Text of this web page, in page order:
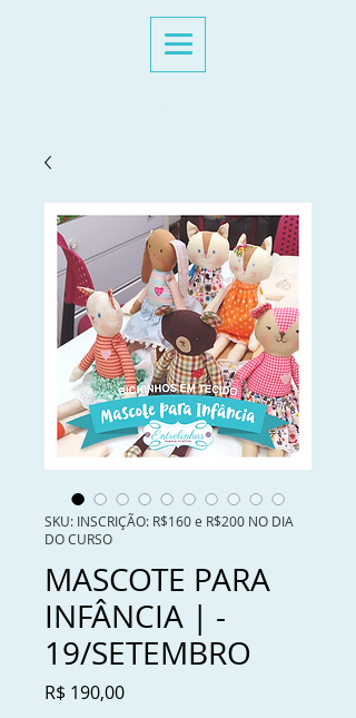
Aulas de Costura Criativa Presencial e Online São Paulo
SKU: INSCRIÇÃO: R$160 e R$200 NO DIA
DO CURSO
MASCOTE PARA
INFÂNCIA | -
19/SETEMBRO
R$ 190,00Preço